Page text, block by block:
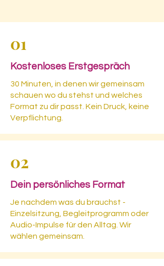
01
Kostenloses Erstgespräch
30 Minuten, in denen wir gemeinsam
schauen wo du stehst und welches
Format zu dir passt. Kein Druck, keine
Verpflichtung.
02
Dein persönliches Format
Je nachdem was du brauchst -
Einzelsitzung, Begleitprogramm oder
Audio-Impulse für den Alltag. Wir
wählen gemeinsam.